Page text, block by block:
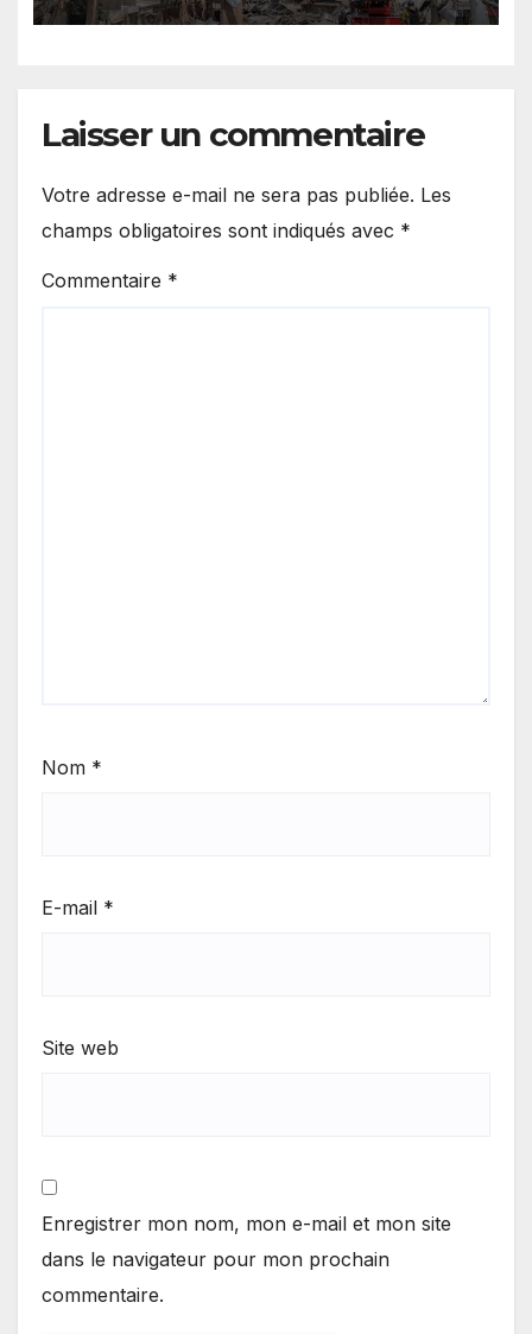
Laisser un commentaire
Votre adresse e-mail ne sera pas publiée. Les
champs obligatoires sont indiqués avec *
Commentaire *
Nom *
E-mail *
Site web
Enregistrer mon nom, mon e-mail et mon site
dans le navigateur pour mon prochain
commentaire.